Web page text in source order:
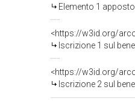
Elemento 1
<https://w3id.org/
Iscrizione 1 sul
<https://w3id.org/
Iscrizione 2 sul